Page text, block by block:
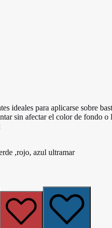
ideales para aplicarse sobre
sin afectar el color de fondo
,rojo, azul ultramar